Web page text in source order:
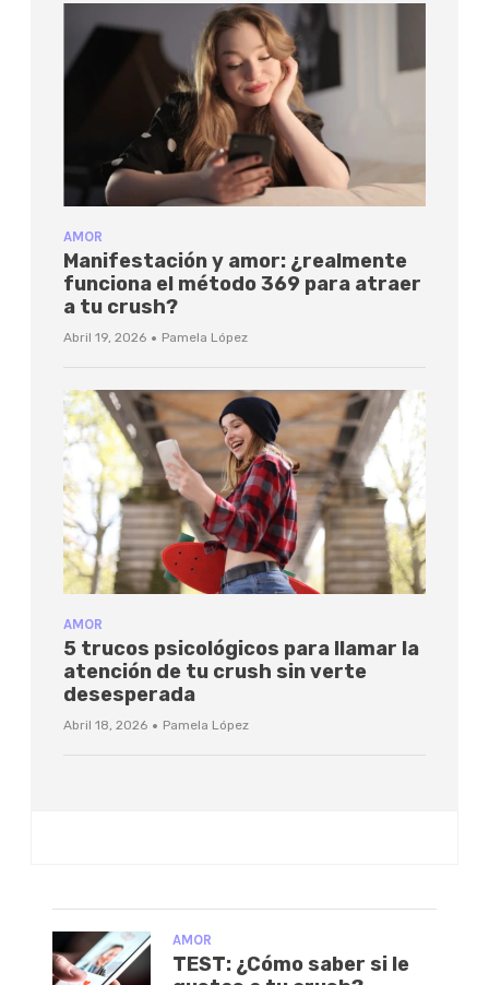
AMOR
Manifestación y amor: ¿realmente
funciona el método 369 para atraer
a tu crush?
Abril 19, 2026 · Pamela López
AMOR
5 trucos psicológicos para llamar la
atención de tu crush sin verte
desesperada
Abril 18, 2026 · Pamela López
AMOR
TEST: ¿Cómo saber si le